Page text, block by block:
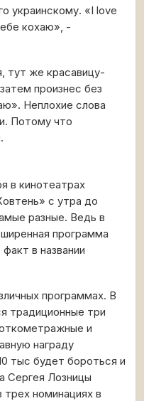
украинскому. «I love
кохаю», -
тут же красавицу-
произнес без
Неплохие слова
Потому что
в кинотеатрах
с утра до
разные. Ведь в
программа
в названии
программах. В
традиционные три
и
награду
тыс будет бороться и
Сергея Лозницы
номинациях в